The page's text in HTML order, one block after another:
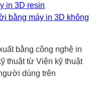
in 3D resin
bằng máy in 3D không
bằng công nghệ in
thuật từ Viện kỹ thuật
dùng trên